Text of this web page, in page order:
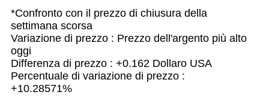
*Confronto con il prezzo di chiusura della
settimana scorsa
Variazione di prezzo : Prezzo dell'argento più alto
oggi
Differenza di prezzo : +0.162 Dollaro USA
Percentuale di variazione di prezzo :
+10.28571%